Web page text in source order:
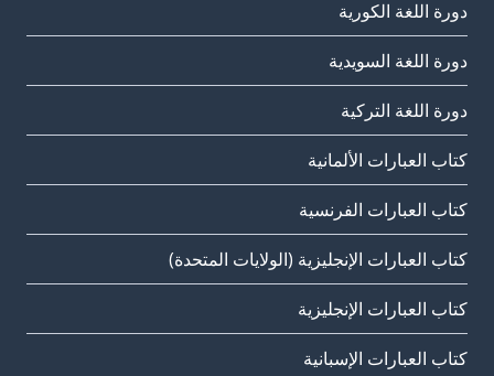
دورة اللغة الكورية
دورة اللغة السويدية
دورة اللغة التركية
كتاب العبارات الألمانية
كتاب العبارات الفرنسية
كتاب العبارات الإنجليزية (الولايات المتحدة)
كتاب العبارات الإنجليزية
كتاب العبارات الإسبانية